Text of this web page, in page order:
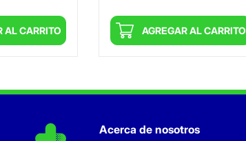
AL CARRITO AGREGAR AL CARRITO
Acerca de nosotros